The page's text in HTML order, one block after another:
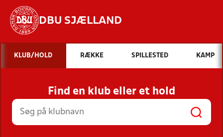
DBU SJÆLLAND
Hvad vil du søge efter?
INDHOLD OG NYHEDER
STILLINGER, RESULTATER, KLUBBER OG
HOLD
KLUB/HOLD RÆKKE SPILLESTED KAMP
Find en klub eller et hold